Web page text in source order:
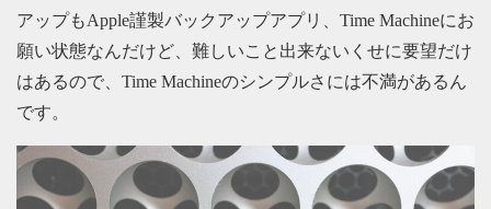
アップもApple謹製バックアップアプリ、Time Machineにお
願い状態なんだけど、難しいこと出来ないくせに要望だけ
はあるので、Time Machineのシンプルさには不満があるん
です。